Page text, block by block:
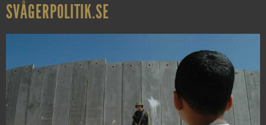
SVÅGERPOLITIK.SE